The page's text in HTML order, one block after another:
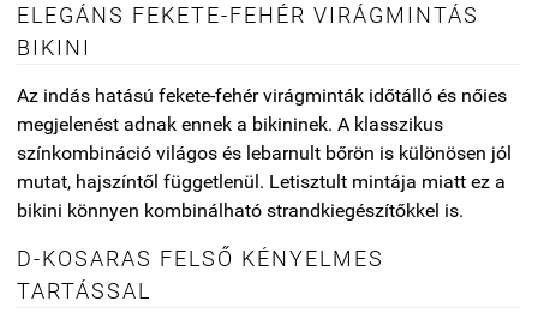
ELEGÁNS FEKETE-FEHÉR VIRÁGMINTÁS
BIKINI
Az indás hatású fekete-fehér virágminták időtálló és nőies
megjelenést adnak ennek a bikininek. A klasszikus
színkombináció világos és lebarnult bőrön is különösen jól
mutat, hajszíntől függetlenül. Letisztult mintája miatt ez a
bikini könnyen kombinálható strandkiegészítőkkel is.
D-KOSARAS FELSŐ KÉNYELMES
TARTÁSSAL